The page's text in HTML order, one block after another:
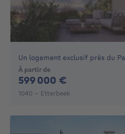
À partir de
599 000 €
1040 - Etterbeek